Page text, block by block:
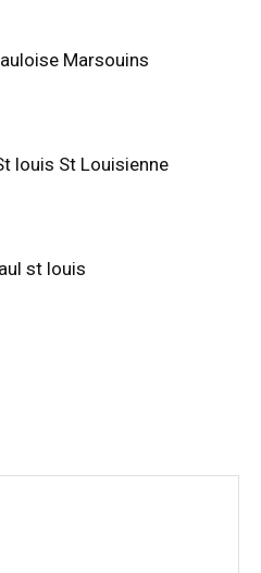
Marsouins
louis St Louisienne
st louis